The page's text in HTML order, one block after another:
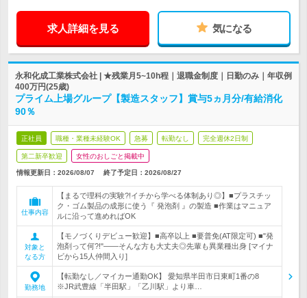
求人詳細を見る 気になる
永和化成工業株式会社 | ★残業月5~10h程｜退職金制度｜日勤のみ｜年収例
400万円(25歳)
プライム上場グループ【製造スタッフ】賞与5ヵ月分/有給消化
90％
正社員 職種・業種未経験OK 急募 転勤なし 完全週休2日制
第二新卒歓迎 女性のおしごと掲載中
情報更新日：2026/08/07 終了予定日： 2026/08/27
仕事内容
【まるで理科の実験?!イチから学べる体制あり◎】■プラスチッ
ク・ゴム製品の成形に使う『 発泡剤 』の製造 ■作業はマニュア
ルに沿って進めればOK
対象と
なる方
【モノづくりデビュー歓迎】■高卒以上 ■要普免(AT限定可) ■"発
泡剤って何?!"――そんな方も大丈夫◎先輩も異業種出身 [マイナ
ビから15人仲間入り]
勤務地
【転勤なし／マイカー通勤OK】 愛知県半田市日東町1番の8
※JR武豊線「半田駅」「乙川駅」より車…